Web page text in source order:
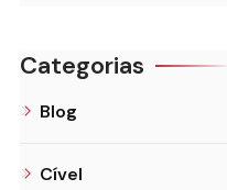
Categorias
Blog
Cível